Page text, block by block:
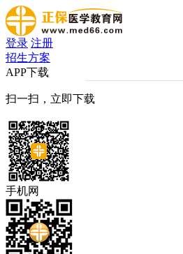
登录 注册
招生方案
APP下载
扫一扫，立即下载
手机网